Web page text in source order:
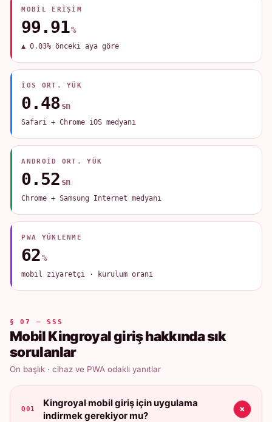
MOBIL ERIŞIM
99.91%
▲ 0.03% önceki aya göre
IOS ORT. YÜK
0.48 sn
Safari + Chrome iOS medyanı
ANDROID ORT. YÜK
0.52 sn
Chrome + Samsung Internet medyanı
PWA YÜKLENME
62%
mobil ziyaretçi · kurulum oranı
§ 07 — SSS
Mobil Kingroyal giriş hakkında sık
sorulanlar
On başlık · cihaz ve PWA odaklı yanıtlar
Q01
Kingroyal mobil giriş için uygulama
indirmek gerekiyor mu?
+